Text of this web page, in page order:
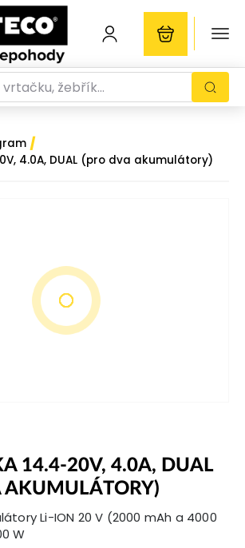
/
4.0A, DUAL (pro dva akumulátory)
14.4-20V, 4.0A, DUAL
AKUMULÁTORY)
Li-ION 20 V (2000 mAh a 4000
W